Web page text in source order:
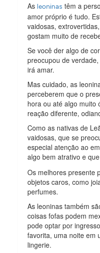
Asleoninas têm a
amor próprio é tudo.
vaidosas,
gostam muito de
Se você der algo de
preocupou de
irá amar.
Mas cuidado, as
perceberem que o
hora ou até algo muito
reação diferente,
Como as nativas de
vaidosas, que se
especial atenção ao
algo bem atrativo e
Os melhores presente
objetos caros, como
perfumes.
As leoninas também
coisas fofas podem
pode optar por
favorita, uma noite em
lingerie.